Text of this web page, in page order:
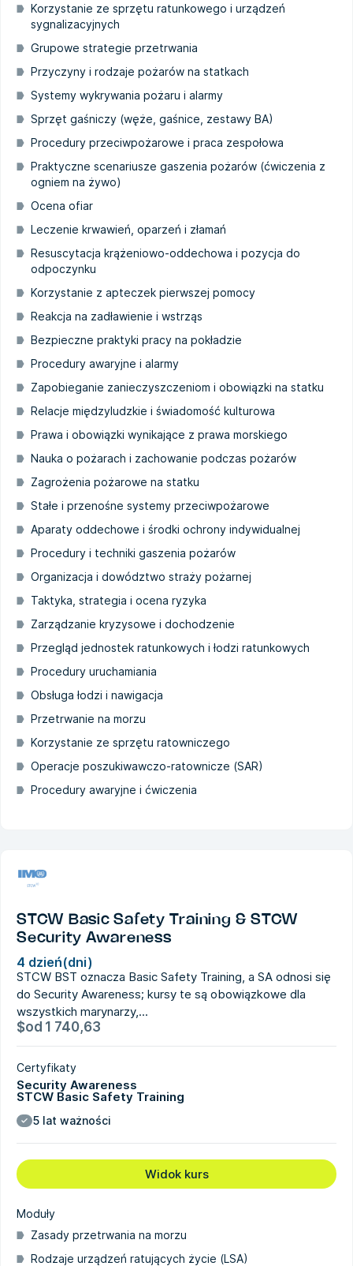
Korzystanie ze sprzętu ratunkowego i urządzeń
sygnalizacyjnych
Grupowe strategie przetrwania
Przyczyny i rodzaje pożarów na statkach
Systemy wykrywania pożaru i alarmy
Sprzęt gaśniczy (węże, gaśnice, zestawy BA)
Procedury przeciwpożarowe i praca zespołowa
Praktyczne scenariusze gaszenia pożarów (ćwiczenia z
ogniem na żywo)
Ocena ofiar
Leczenie krwawień, oparzeń i złamań
Resuscytacja krążeniowo-oddechowa i pozycja do
odpoczynku
Korzystanie z apteczek pierwszej pomocy
Reakcja na zadławienie i wstrząs
Bezpieczne praktyki pracy na pokładzie
Procedury awaryjne i alarmy
Zapobieganie zanieczyszczeniom i obowiązki na statku
Relacje międzyludzkie i świadomość kulturowa
Prawa i obowiązki wynikające z prawa morskiego
Nauka o pożarach i zachowanie podczas pożarów
Zagrożenia pożarowe na statku
Stałe i przenośne systemy przeciwpożarowe
Aparaty oddechowe i środki ochrony indywidualnej
Procedury i techniki gaszenia pożarów
Organizacja i dowództwo straży pożarnej
Taktyka, strategia i ocena ryzyka
Zarządzanie kryzysowe i dochodzenie
Przegląd jednostek ratunkowych i łodzi ratunkowych
Procedury uruchamiania
Obsługa łodzi i nawigacja
Przetrwanie na morzu
Korzystanie ze sprzętu ratowniczego
Operacje poszukiwawczo-ratownicze (SAR)
Procedury awaryjne i ćwiczenia
STCW Basic Safety Training & STCW
Security Awareness
4 dzień(dni)
STCW BST oznacza Basic Safety Training, a SA odnosi się
do Security Awareness; kursy te są obowiązkowe dla
wszystkich marynarzy,...
$od 1 740,63
Certyfikaty
Security Awareness
STCW Basic Safety Training
5 lat ważności
Widok kurs
Moduły
Zasady przetrwania na morzu
Rodzaje urządzeń ratujących życie (LSA)